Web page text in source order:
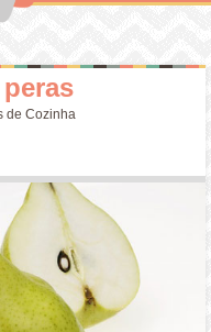
de Cozinha